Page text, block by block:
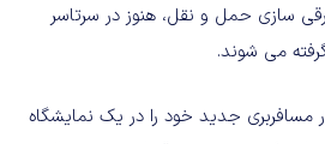
سازی حمل و نقل، هنوز در سرتاسر
می شوند.
مسافربری جدید خود را در یک نمایشگاه